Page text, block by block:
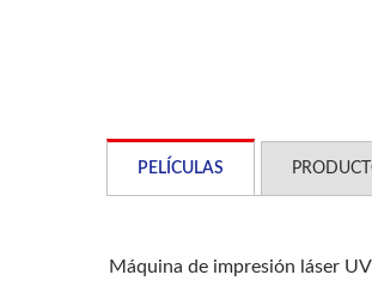
PELÍCULAS
Máquina de impresión láser